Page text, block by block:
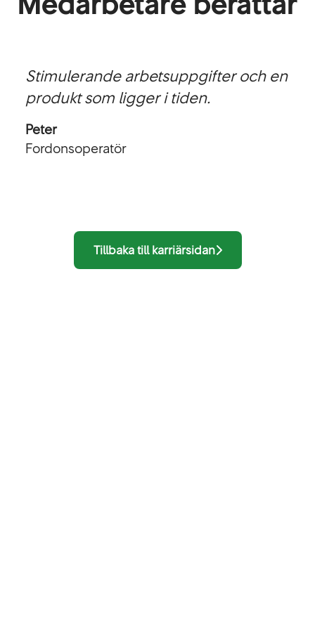
Stimulerande arbetsuppgifter och en
produkt som ligger i tiden.
Peter
Fordonsoperatör
Tillbaka till karriärsidan